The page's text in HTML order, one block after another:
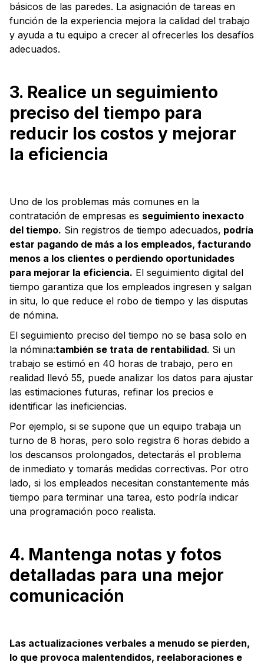
básicos de las paredes. La asignación de tareas en
función de la experiencia mejora la calidad del trabajo
y ayuda a tu equipo a crecer al ofrecerles los desafíos
adecuados.
3. Realice un seguimiento
preciso del tiempo para
reducir los costos y mejorar
la eficiencia
Uno de los problemas más comunes en la
contratación de empresas es seguimiento inexacto
del tiempo. Sin registros de tiempo adecuados, podría
estar pagando de más a los empleados, facturando
menos a los clientes o perdiendo oportunidades
para mejorar la eficiencia. El seguimiento digital del
tiempo garantiza que los empleados ingresen y salgan
in situ, lo que reduce el robo de tiempo y las disputas
de nómina.
El seguimiento preciso del tiempo no se basa solo en
la nómina:también se trata de rentabilidad. Si un
trabajo se estimó en 40 horas de trabajo, pero en
realidad llevó 55, puede analizar los datos para ajustar
las estimaciones futuras, refinar los precios e
identificar las ineficiencias.
Por ejemplo, si se supone que un equipo trabaja un
turno de 8 horas, pero solo registra 6 horas debido a
los descansos prolongados, detectarás el problema
de inmediato y tomarás medidas correctivas. Por otro
lado, si los empleados necesitan constantemente más
tiempo para terminar una tarea, esto podría indicar
una programación poco realista.
4. Mantenga notas y fotos
detalladas para una mejor
comunicación
Las actualizaciones verbales a menudo se pierden,
lo que provoca malentendidos, reelaboraciones e